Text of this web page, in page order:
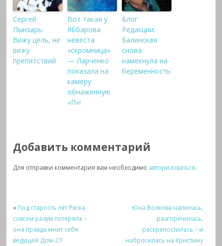
Сергей
Пынзарь:
Вижу цель, не
вижу
препятствий
Вот такая у
Яббарова
невеста
«скромница»
— Ларченко
показала на
камеру
обнаженную
«П»!
Блог
Редакции:
Балинская
снова
намекнула на
беременность
Добавить комментарий
Для отправки комментария вам необходимо авторизоваться.
« Под старость лет Ряска
совсем разум потеряла –
она правда мнит себя
ведущей Дом-2?!
Юна Волкова напилась,
разгорячилась,
раскрепостилась – и
набросилась на Кристину